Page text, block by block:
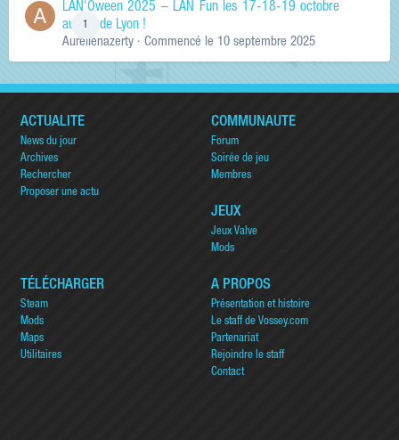
LAN'Oween 2025 – LAN Fun les 17-18-19 octobre
au sud de Lyon !
Aurelienazerty · Commencé le 10 septembre 2025
ACTUALITÉ
News du jour
Archives
Rechercher
Proposer une actu
COMMUNAUTÉ
Forum
Soirée de jeu
Membres
JEUX
Jeux Valve
Mods
TÉLÉCHARGER
Steam
Mods
Maps
Utilitaires
A PROPOS
Présentation et histoire
Le staff de Vossey.com
Partenariat
Rejoindre le staff
Contact